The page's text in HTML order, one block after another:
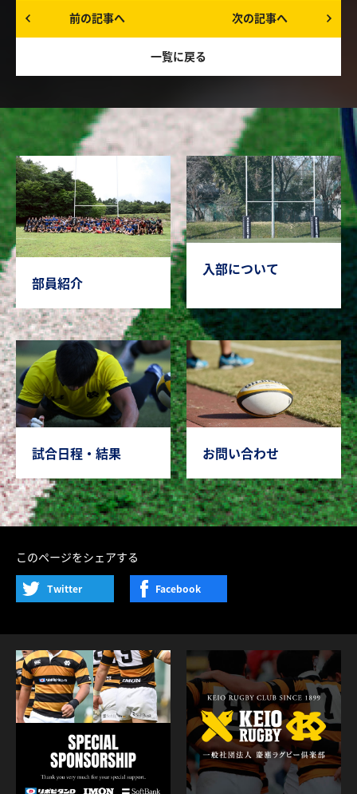
前の記事へ
一覧に戻る
次の記事へ
部員紹介
入部について
試合日程・結果 お問い合わせ
このページをシェアする
Twitter Facebook